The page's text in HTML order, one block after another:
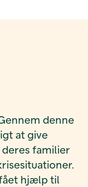
denne
at give
familier
hjælp til